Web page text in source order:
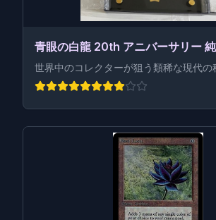
青眼の白龍 20th アニバーサリー
世界中のコレクターが狙う類稀な現代の